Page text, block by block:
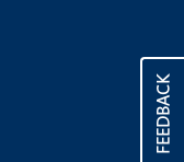
FEEDBACK